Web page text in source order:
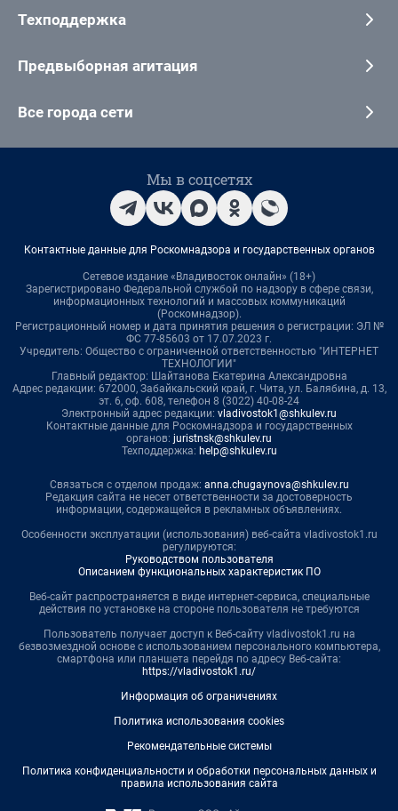
Техподдержка
Предвыборная агитация
Все города сети
Мы в соцсетях
Контактные данные для Роскомнадзора и государственных органов
Сетевое издание «Владивосток онлайн» (18+)
Зарегистрировано Федеральной службой по надзору в сфере связи,
информационных технологий и массовых коммуникаций
(Роскомнадзор).
Регистрационный номер и дата принятия решения о регистрации: ЭЛ №
ФС 77-85603 от 17.07.2023 г.
Учредитель: Общество с ограниченной ответственностью "ИНТЕРНЕТ
ТЕХНОЛОГИИ"
Главный редактор: Шайтанова Екатерина Александровна
Адрес редакции: 672000, Забайкальский край, г. Чита, ул. Балябина, д. 13,
эт. 6, оф. 608, телефон 8 (3022) 40-08-24
Электронный адрес редакции: vladivostok1@shkulev.ru
Контактные данные для Роскомнадзора и государственных
органов: juristnsk@shkulev.ru
Техподдержка: help@shkulev.ru
Связаться с отделом продаж: anna.chugaynova@shkulev.ru
Редакция сайта не несет ответственности за достоверность
информации, содержащейся в рекламных объявлениях.
Особенности эксплуатации (использования) веб-сайта vladivostok1.ru
регулируются:
Руководством пользователя
Описанием функциональных характеристик ПО
Веб-сайт распространяется в виде интернет-сервиса, специальные
действия по установке на стороне пользователя не требуются
Пользователь получает доступ к Веб-сайту vladivostok1.ru на
безвозмездной основе с использованием персонального компьютера,
смартфона или планшета перейдя по адресу Веб-сайта:
https://vladivostok1.ru/
Информация об ограничениях
Политика использования cookies
Рекомендательные системы
Политика конфиденциальности и обработки персональных данных и
правила использования сайта